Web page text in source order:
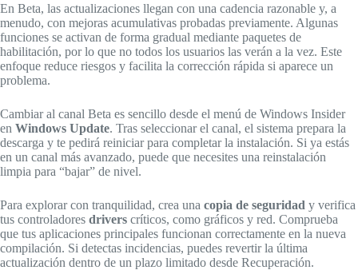
En Beta, las actualizaciones llegan con una cadencia razonable y, a
menudo, con mejoras acumulativas probadas previamente. Algunas
funciones se activan de forma gradual mediante paquetes de
habilitación, por lo que no todos los usuarios las verán a la vez. Este
enfoque reduce riesgos y facilita la corrección rápida si aparece un
problema.
Cambiar al canal Beta es sencillo desde el menú de Windows Insider
en Windows Update. Tras seleccionar el canal, el sistema prepara la
descarga y te pedirá reiniciar para completar la instalación. Si ya estás
en un canal más avanzado, puede que necesites una reinstalación
limpia para “bajar” de nivel.
Para explorar con tranquilidad, crea una copia de seguridad y verifica
tus controladores drivers críticos, como gráficos y red. Comprueba
que tus aplicaciones principales funcionan correctamente en la nueva
compilación. Si detectas incidencias, puedes revertir la última
actualización dentro de un plazo limitado desde Recuperación.